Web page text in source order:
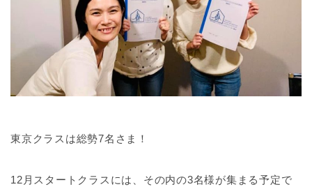
東京クラスは総勢7名さま！
12月スタートクラスには、 その内の3名様が集まる予定で